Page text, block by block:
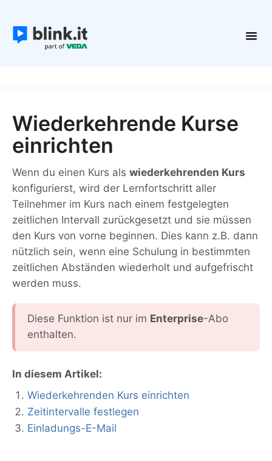
Plattform verwalten
Wiederkehrende Kurse
einrichten
Wenn du einen Kurs als wiederkehrenden Kurs
konfigurierst, wird der Lernfortschritt aller
Teilnehmer im Kurs nach einem festgelegten
zeitlichen Intervall zurückgesetzt und sie müssen
den Kurs von vorne beginnen. Dies kann z.B. dann
nützlich sein, wenn eine Schulung in bestimmten
zeitlichen Abständen wiederholt und aufgefrischt
werden muss.
Diese Funktion ist nur im Enterprise-Abo
enthalten.
In diesem Artikel:
Wiederkehrenden Kurs einrichten
Zeitintervalle festlegen
Einladungs-E-Mail